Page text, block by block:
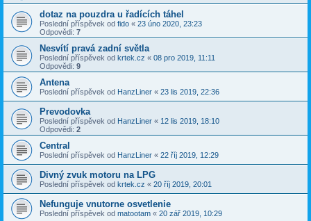
dotaz na pouzdra u řadících táhel
Poslední příspěvek od fido « 23 úno 2020, 23:23
Odpovědi: 7
Nesvítí pravá zadní světla
Poslední příspěvek od krtek.cz « 08 pro 2019, 11:11
Odpovědi: 9
Antena
Poslední příspěvek od HanzLiner « 23 lis 2019, 22:36
Prevodovka
Poslední příspěvek od HanzLiner « 12 lis 2019, 18:10
Odpovědi: 2
Central
Poslední příspěvek od HanzLiner « 22 říj 2019, 12:29
Divný zvuk motoru na LPG
Poslední příspěvek od krtek.cz « 20 říj 2019, 20:01
Nefunguje vnutorne osvetlenie
Poslední příspěvek od matootam « 20 zář 2019, 10:29